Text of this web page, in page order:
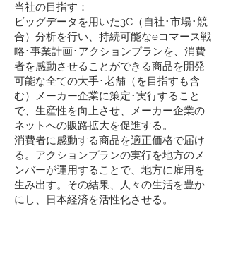
当社の目指す：
ビッグデータを用いた3C（自社･市場･競
合）分析を行い、持続可能なeコマース戦
略･事業計画･アクションプランを、消費
者を感動させることができる商品を開発
可能な全ての大手･老舗（を目指すも含
む）メーカー企業に策定･実行すること
で、生産性を向上させ、メーカー企業の
ネットへの販路拡大を促進する。
消費者に感動する商品を適正価格で届け
る。アクションプランの実行を地方のメ
ンバーが運用することで、地方に雇用を
生み出す。その結果、人々の生活を豊か
にし、日本経済を活性化させる。